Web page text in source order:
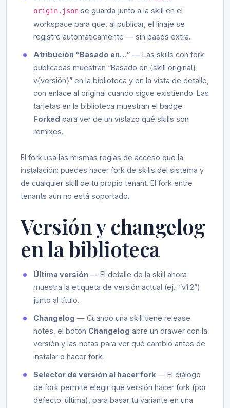
origin.json se guarda junto a la skill en el
workspace para que, al publicar, el linaje se
registre automáticamente — sin pasos extra.
Atribución “Basado en…” — Las skills con fork
publicadas muestran “Basado en {skill original}
v{versión}” en la biblioteca y en la vista de detalle,
con enlace al original cuando sigue existiendo. Las
tarjetas en la biblioteca muestran el badge
Forked para ver de un vistazo qué skills son
remixes.
El fork usa las mismas reglas de acceso que la
instalación: puedes hacer fork de skills del sistema y
de cualquier skill de tu propio tenant. El fork entre
tenants aún no está soportado.
Versión y changelog
en la biblioteca
Última versión — El detalle de la skill ahora
muestra la etiqueta de versión actual (ej.: “v1.2”)
junto al título.
Changelog — Cuando una skill tiene release
notes, el botón Changelog abre un drawer con la
versión y las notas para ver qué cambió antes de
instalar o hacer fork.
Selector de versión al hacer fork — El diálogo
de fork permite elegir qué versión hacer fork (por
defecto: última), para basar tu variante en una